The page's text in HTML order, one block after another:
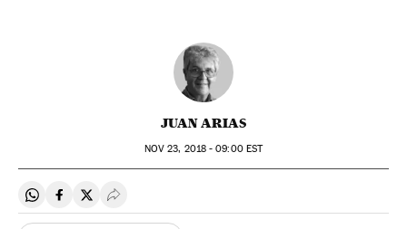
JUAN ARIAS
NOV 23, 2018 - 09:00EST
Compartir en Whatsapp
Compartir en Facebook
Compartir en Twitter
Desplegar Redes Sociales